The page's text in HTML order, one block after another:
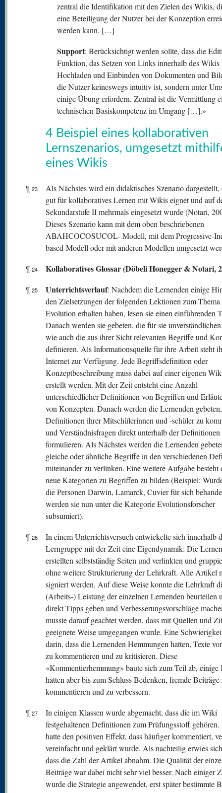
zentral die Identifikation mit den Zielen des Wikis,
eine Beteiligung der Nutzer bei der Konzeption
werden kann. […]
Support: Berücksichtigt werden sollte, dass die
Funktion, das Setzen von Links innerhalb des Wikis
Hochladen und Einbinden von Dokumenten und
die Nutzer keineswegs intuitiv ist, sondern unter
einige Übung erfordern. Zentral ist die Vermittlung
technischen Basiskompetenz im Umgang […].»
4 Beispiel eines kollaborativen
Lernszenarios, umgesetzt
eines Wikis
¶ 23
Als Nächstes wird ein didaktisches Szenario dargestellt,
gut für kollaboratives Lernen mit Wikis eignet und auf
Sekundarstufe II mehrmals eingesetzt wurde (Notari,
Dieses Szenario kann mit dem oben beschriebenen
ABAHCOCOSUCOL- Modell, mit dem Progressive-
based-Modell oder mit anderen Modellen umgesetzt
¶ 24 Kollaboratives Glossar (Döbeli Honegger & Notari,
¶ 25 Unterrichtsverlauf: Nachdem die Lernenden einige
den Zielsetzungen der folgenden Lektionen zum Thema
Evolution erhalten haben, lesen sie einen einführenden
Danach werden sie gebeten, die für sie
wie auch die aus ihrer Sicht relevanten Begriffe und
definieren. Als Informationsquelle für ihre Arbeit steht
Internet zur Verfügung. Jede Begriffsdefinition oder
Konzeptbeschreibung muss dabei auf einer eigenen
erstellt werden. Mit der Zeit entsteht eine Anzahl
unterschiedlicher Definitionen von Begriffen und
von Konzepten. Danach werden die Lernenden gebeten,
Definitionen ihrer Mitschülerinnen und -schüler zu
und Verständnisfragen direkt unterhalb der Definitionen
formulieren. Als Nächstes werden die Lernenden
gleiche oder ähnliche Begriffe in den verschiedenen
miteinander zu verlinken. Eine weitere Aufgabe besteht
neue Kategorien zu Begriffen zu bilden (Beispiel:
die Personen Darwin, Lamarck, Cuvier für sich
werden sie nun unter die Kategorie Evolutionsforscher
subsumiert).
¶ 26
In einem Unterrichtsversuch entwickelte sich innerhalb
Lerngruppe mit der Zeit eine Eigendynamik: Die
erstellten selbstständig Seiten und verlinkten und
ohne weitere Strukturierung der Lehrkraft. Alle Artikel
signiert werden. Auf diese Weise konnte die Lehrkraft
(Arbeits-) Leistung der einzelnen Lernenden beurteilen
direkt Tipps geben und Verbesserungsvorschläge
musste darauf geachtet werden, dass mit Quellen und
geeignete Weise umgegangen wurde. Eine
darin, dass die Lernenden Hemmungen hatten, Texte
zu kommentieren und zu kritisieren. Diese
«Kommentierhemmung» baute sich zum Teil ab, einige
hatten aber bis zum Schluss Bedenken, fremde Beiträge
kommentieren und zu verbessern.
¶ 27
In einigen Klassen wurde abgemacht, dass die im Wiki
festgehaltenen Definitionen zum Prüfungsstoff gehören.
hatte den positiven Effekt, dass häufiger kommentiert,
vereinfacht und geklärt wurde. Als nachteilig erwies
dass die Zahl der Artikel abnahm. Die Qualität der
Beiträge war dabei nicht sehr viel besser. Nach einiger
wurde die Strategie angewendet, erst später bestimmte